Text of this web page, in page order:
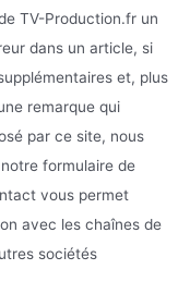
TV-Production.fr un
dans un article, si
et, plus
remarque qui
par ce site, nous
formulaire de
vous permet
avec les chaînes de
sociétés